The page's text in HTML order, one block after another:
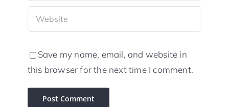
Save my name, email, and website in
this browser for the next time I comment.